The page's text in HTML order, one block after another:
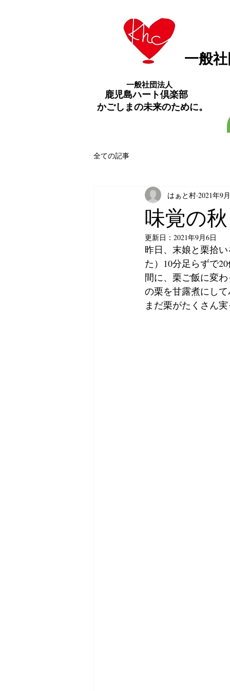
一般
一般社団法人
​鹿児島ハート倶楽部
​かごしまの未来のために。
全ての記事
味覚の秋
はぁと村 2021年9
更新日： 2021年9月6日
昨日、末娘と栗拾
た）10分足らずで
間に、栗ご飯に変
の栗を甘露煮にし
まだ栗がたくさん